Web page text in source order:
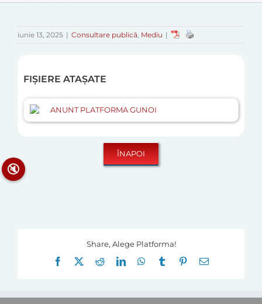
iunie 13, 2025 | Consultare publică, Mediu |
FIȘIERE ATAȘATE
ANUNT PLATFORMA GUNOI
Share, Alege Platforma!
Facebook
RedditLinkedInWhatsApp
Tumblr Pinterest
E-
🔇